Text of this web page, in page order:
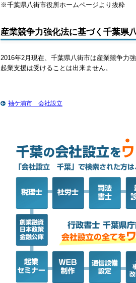
※千葉県八街市役所ホームページより抜粋
産業競争力強化法に基づく千葉県
2016年2月現在、千葉県八街市は産業競争力
起業支援は受けることは出来ません。
袖ケ浦市 会社設立